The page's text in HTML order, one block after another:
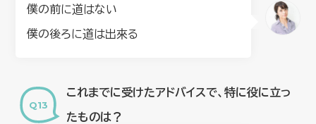
僕の前に道はない
僕の後ろに道は出來る
これまでに受けたアドバイスで、特に役に立っ
たものは？